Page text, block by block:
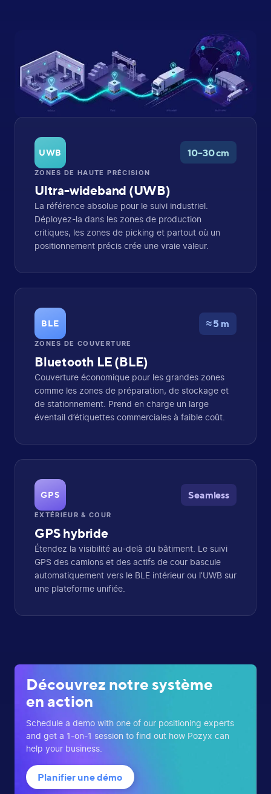
UWB 10–30 cm
ZONES DE HAUTE PRÉCISION
Ultra-wideband (UWB)
La référence absolue pour le suivi industriel.
Déployez-la dans les zones de production
critiques, les zones de picking et partout où un
positionnement précis crée une vraie valeur.
BLE ≈ 5 m
ZONES DE COUVERTURE
Bluetooth LE (BLE)
Couverture économique pour les grandes zones
comme les zones de préparation, de stockage et
de stationnement. Prend en charge un large
éventail d’étiquettes commerciales à faible coût.
GPS Seamless
EXTÉRIEUR & COUR
GPS hybride
Étendez la visibilité au-delà du bâtiment. Le suivi
GPS des camions et des actifs de cour bascule
automatiquement vers le BLE intérieur ou l’UWB sur
une plateforme unifiée.
Découvrez notre système
en action
Schedule a demo with one of our positioning experts
and get a 1-on-1 session to find out how Pozyx can
help your business.
Planifier une démo